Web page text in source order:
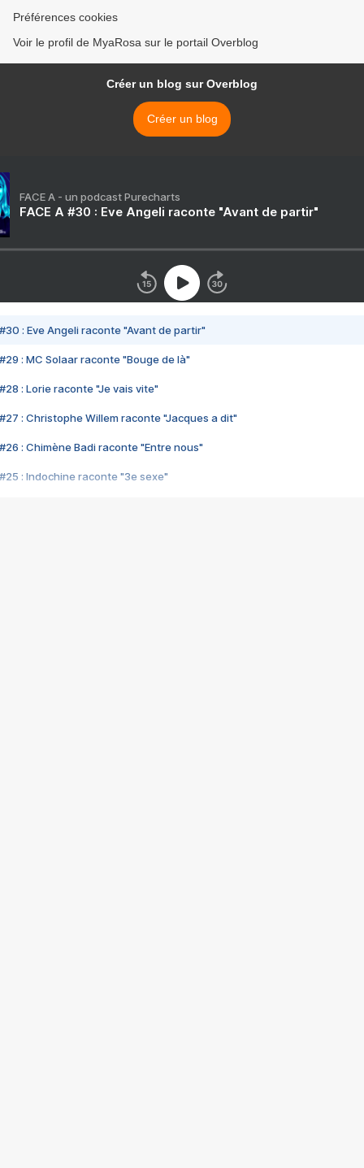
Préférences cookies
Voir le profil de MyaRosa sur le portail Overblog
Créer un blog sur Overblog
Créer un blog
FACE A - un podcast Purecharts
FACE A #30 : Eve Angeli raconte "Avant de partir"
#30 : Eve Angeli raconte "Avant de partir"
#29 : MC Solaar raconte "Bouge de là"
#28 : Lorie raconte "Je vais vite"
#27 : Christophe Willem raconte "Jacques a dit"
#26 : Chimène Badi raconte "Entre nous"
#25 : Indochine raconte "3e sexe"